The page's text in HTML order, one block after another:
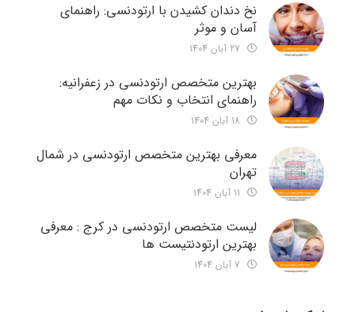
نخ دندان کشیدن با ارتودنسی: راهنمای
آسان و موثر
بهترین متخصص ارتودنسی در زعفرانیه:
راهنمای انتخاب و نکات مهم
معرفی بهترین متخصص ارتودنسی در شمال
تهران
لیست متخصص ارتودنسی در کرج : معرفی
بهترین ارتودنتیست ها